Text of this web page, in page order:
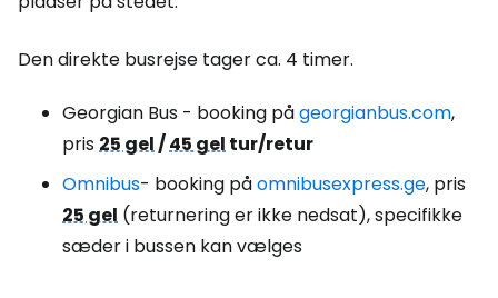
Den direkte busrejse tager ca. 4 timer.
Georgian Bus - booking pågeorgianbus.com,
pris25 gel/45 geltur/retur
Omnibus- booking påomnibusexpress.ge, pris
25 gel (returnering er ikke nedsat), specifikke
sæder i bussen kan vælges